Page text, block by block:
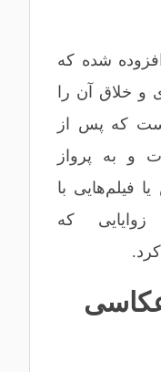
شده که
و خلاق آن را
که پس از
و به پرواز
فیلم‌هایی با
که
عکاسی